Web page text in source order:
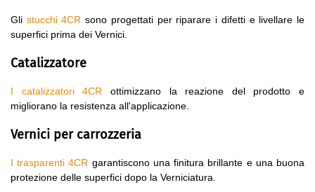
Gli stucchi 4CR sono progettati per riparare i difetti e livellare le
superfici prima dei Vernici.
Catalizzatore
I catalizzatori 4CR ottimizzano la reazione del prodotto e
migliorano la resistenza all'applicazione.
Vernici per carrozzeria
I trasparenti 4CR garantiscono una finitura brillante e una buona
protezione delle superfici dopo la Verniciatura.